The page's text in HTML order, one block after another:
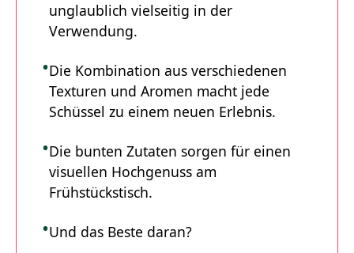
unglaublich vielseitig in der
Verwendung.
Die Kombination aus verschiedenen
Texturen und Aromen macht jede
Schüssel zu einem neuen Erlebnis.
Die bunten Zutaten sorgen für einen
visuellen Hochgenuss am
Frühstückstisch.
Und das Beste daran?